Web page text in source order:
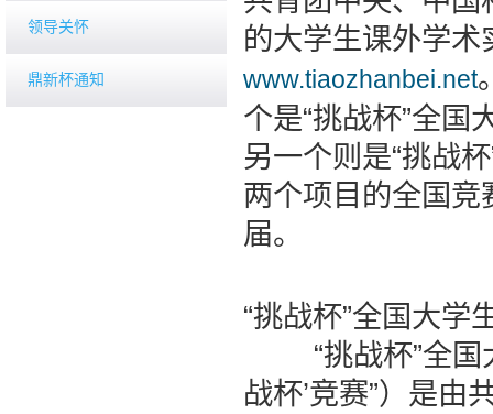
领导关怀
鼎新杯通知
的大学生课外学
www.tiaozhanbei.net
个是“挑战杯”全国
另一个则是“挑战杯
两个项目的全国
届。
“挑战杯”全国大学
“挑战杯”全国大
战杯’竞赛”）是由